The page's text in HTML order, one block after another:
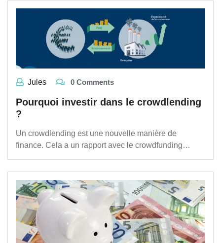
Jules 0 Comments
Pourquoi investir dans le crowdlending
?
Un crowdlending est une nouvelle manière de
finance. Cela a un rapport avec le crowdfunding…